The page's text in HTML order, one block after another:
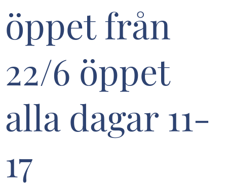
öppet från
22/6 öppet
alla dagar 11-
17